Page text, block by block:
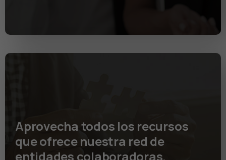
Aprovecha todos los recursos
que ofrece nuestra red de
entidades colaboradoras.